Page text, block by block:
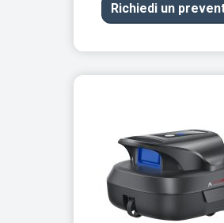
Richiedi un